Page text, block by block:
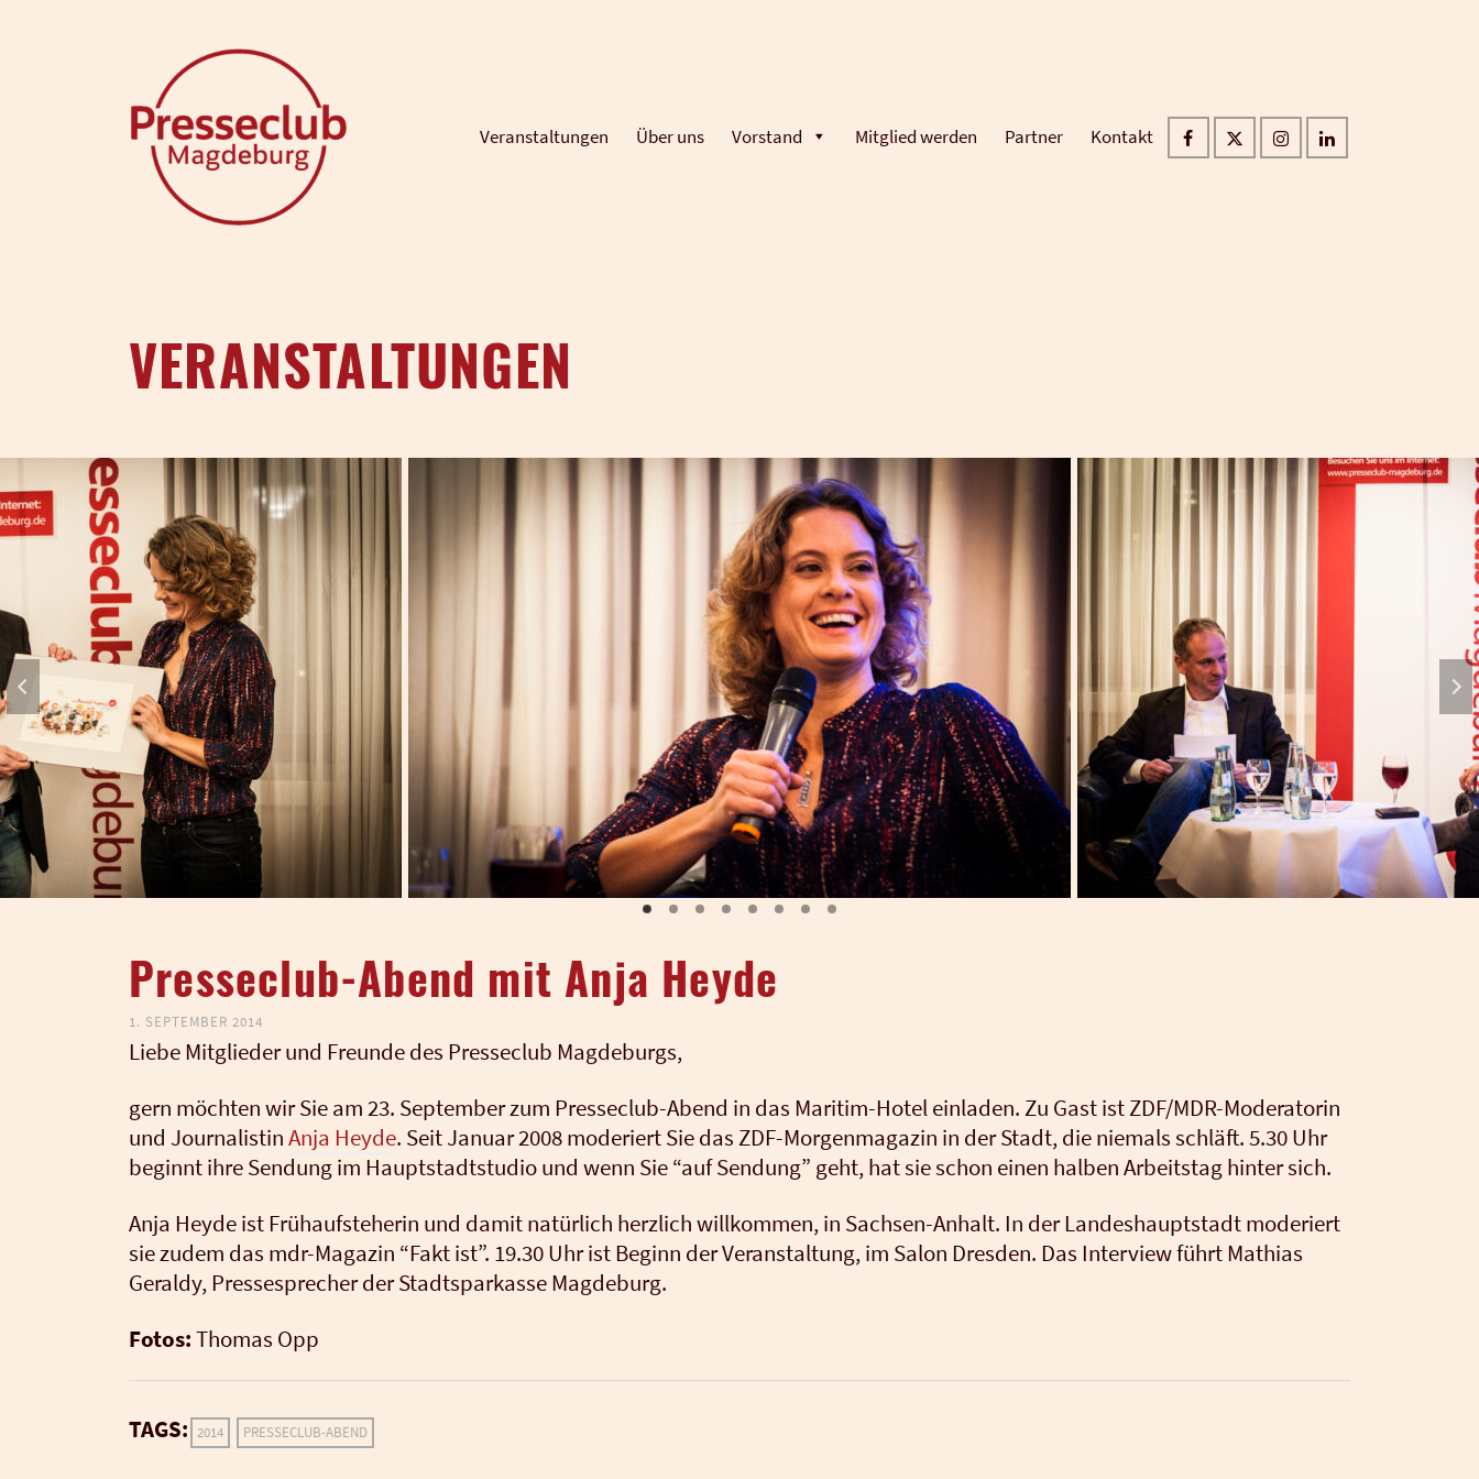
Veranstaltungen Über uns Vorstand Mitglied werden Partner Kontakt
VERANSTALTUNGEN
Presseclub-Abend mit Anja Heyde
1. SEPTEMBER 2014
Lie­be Mit­glie­der und Freun­de des Pres­se­club Mag­de­burgs,
gern möch­ten wir Sie am 23. Sep­tem­ber zum Pres­se­club-Abend in das Mari­tim-Hotel ein­la­den. Zu Gast ist ZDF/M­DR-Mode­ra­to­rin
und Jour­na­lis­tinAnja Heyde. Seit Janu­ar 2008 mode­riert Sie das ZDF-Mor­gen­ma­ga­zin in der Stadt, die nie­mals schläft. 5.30 Uhr
beginnt ihre Sen­dung im Haupt­stadt­stu­dio und wenn Sie “auf Sen­dung” geht, hat sie schon einen hal­ben Arbeits­tag hin­ter sich.
Anja Heyde ist Früh­auf­ste­he­rin und damit natür­lich herz­lich will­kom­men, in Sach­sen-Anhalt. In der Lan­des­haupt­stadt mode­riert
sie zudem das mdr-Maga­zin “Fakt ist”. 19.30 Uhr ist Beginn der Ver­an­stal­tung, im Salon Dres­den. Das Inter­view führt Mathi­as
Geral­dy, Pres­se­spre­cher der Stadt­spar­kas­se Mag­de­burg.
Fotos:Tho­mas Opp
TAGS: 2014 PRESSECLUB-ABEND